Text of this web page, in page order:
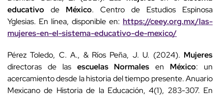
educativo de México. Centro de Estudios Espinosa
Yglesias. En línea, disponible en: https://ceey.org.mx/las-
mujeres-en-el-sistema-educativo-de-mexico/
Pérez Toledo, C. A., & Ríos Peña, J. U. (2024). Mujeres
directoras de las escuelas Normales en México: un
acercamiento desde la historia del tiempo presente. Anuario
Mexicano de Historia de la Educación, 4(1), 283-307. En